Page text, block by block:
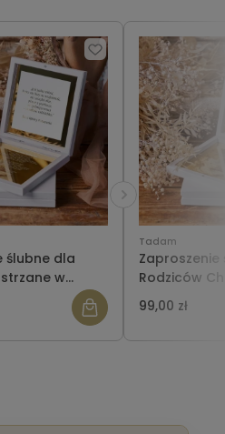
ślubne dla
w
Tadam
Rodziców
lustrzane w
99,00 zł